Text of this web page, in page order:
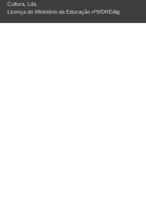
Cultura, Lda.
Licença do Ministério da Educação nº9/DREAlg